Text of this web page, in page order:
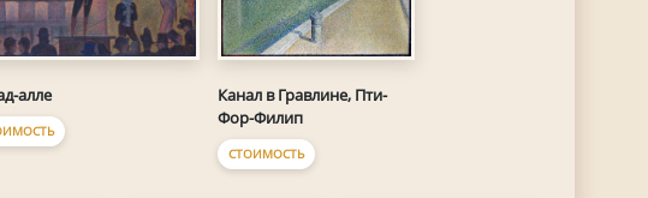
алле
Канал в Гравлине, Пти-
Фор-Филип
СТОИМОСТЬ